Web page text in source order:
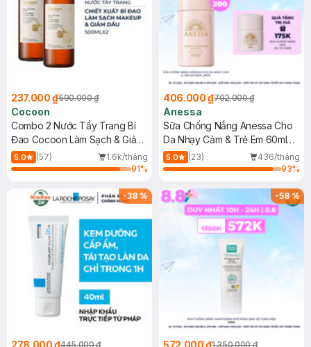
237.000 ₫590.000 ₫
Cocoon
Combo 2 Nước Tẩy Trang Bí
Đao Cocoon Làm Sạch & Giảm
Dầu 500ml
5.0 (57)
1.6k/tháng
91%
406.000 ₫702.000 ₫
Anessa
Sữa Chống Nắng Anessa Cho
Da Nhạy Cảm & Trẻ Em 60ml
(Mới)
5.0 (23)
436/tháng
93%
-38 %
278.000 ₫445.000 ₫
-58%
572.000 ₫1.350.000 ₫